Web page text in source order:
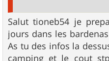
Salut tioneb54 je
jours dans les
As tu des infos la
camping et le cout